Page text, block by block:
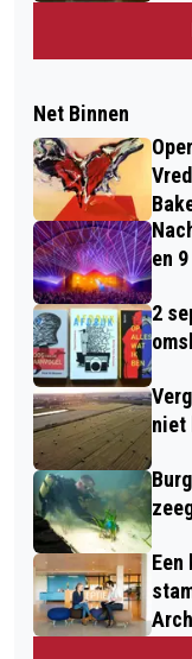
Net Binnen
en
2
niet